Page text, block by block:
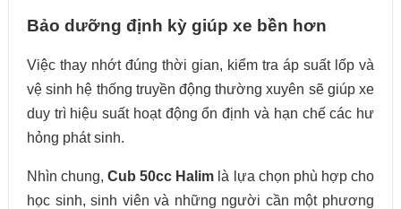
Bảo dưỡng định kỳ giúp xe bền hơn
Việc thay nhớt đúng thời gian, kiểm tra áp suất lốp và
vệ sinh hệ thống truyền động thường xuyên sẽ giúp xe
duy trì hiệu suất hoạt động ổn định và hạn chế các hư
hỏng phát sinh.
Nhìn chung,Cub 50cc Halim là lựa chọn phù hợp cho
học sinh, sinh viên và những người cần một phương